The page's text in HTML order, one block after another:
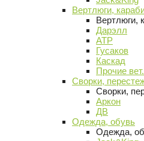
Вертлюги,
Вертлюги,
Дарэлл
АТР
Гусаков
Каскад
Прочие
Сворки,
Сворки,
Аркон
ДВ
Одежда, обувь
Одежда,